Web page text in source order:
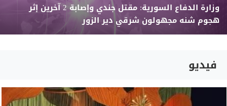
وزارة الدفاع السورية: مقتل جندي وإصابة 2 آخرين إثر
هجوم شنه مجهولون شرقي دير الزور
فيديو